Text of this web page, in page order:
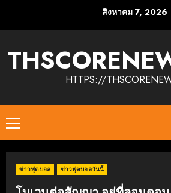
สิงหาคม 7, 2026
HTTPS://
Primary
Menu
ข่าวฟุตบอล ข่าวฟุตบอลวันนี้